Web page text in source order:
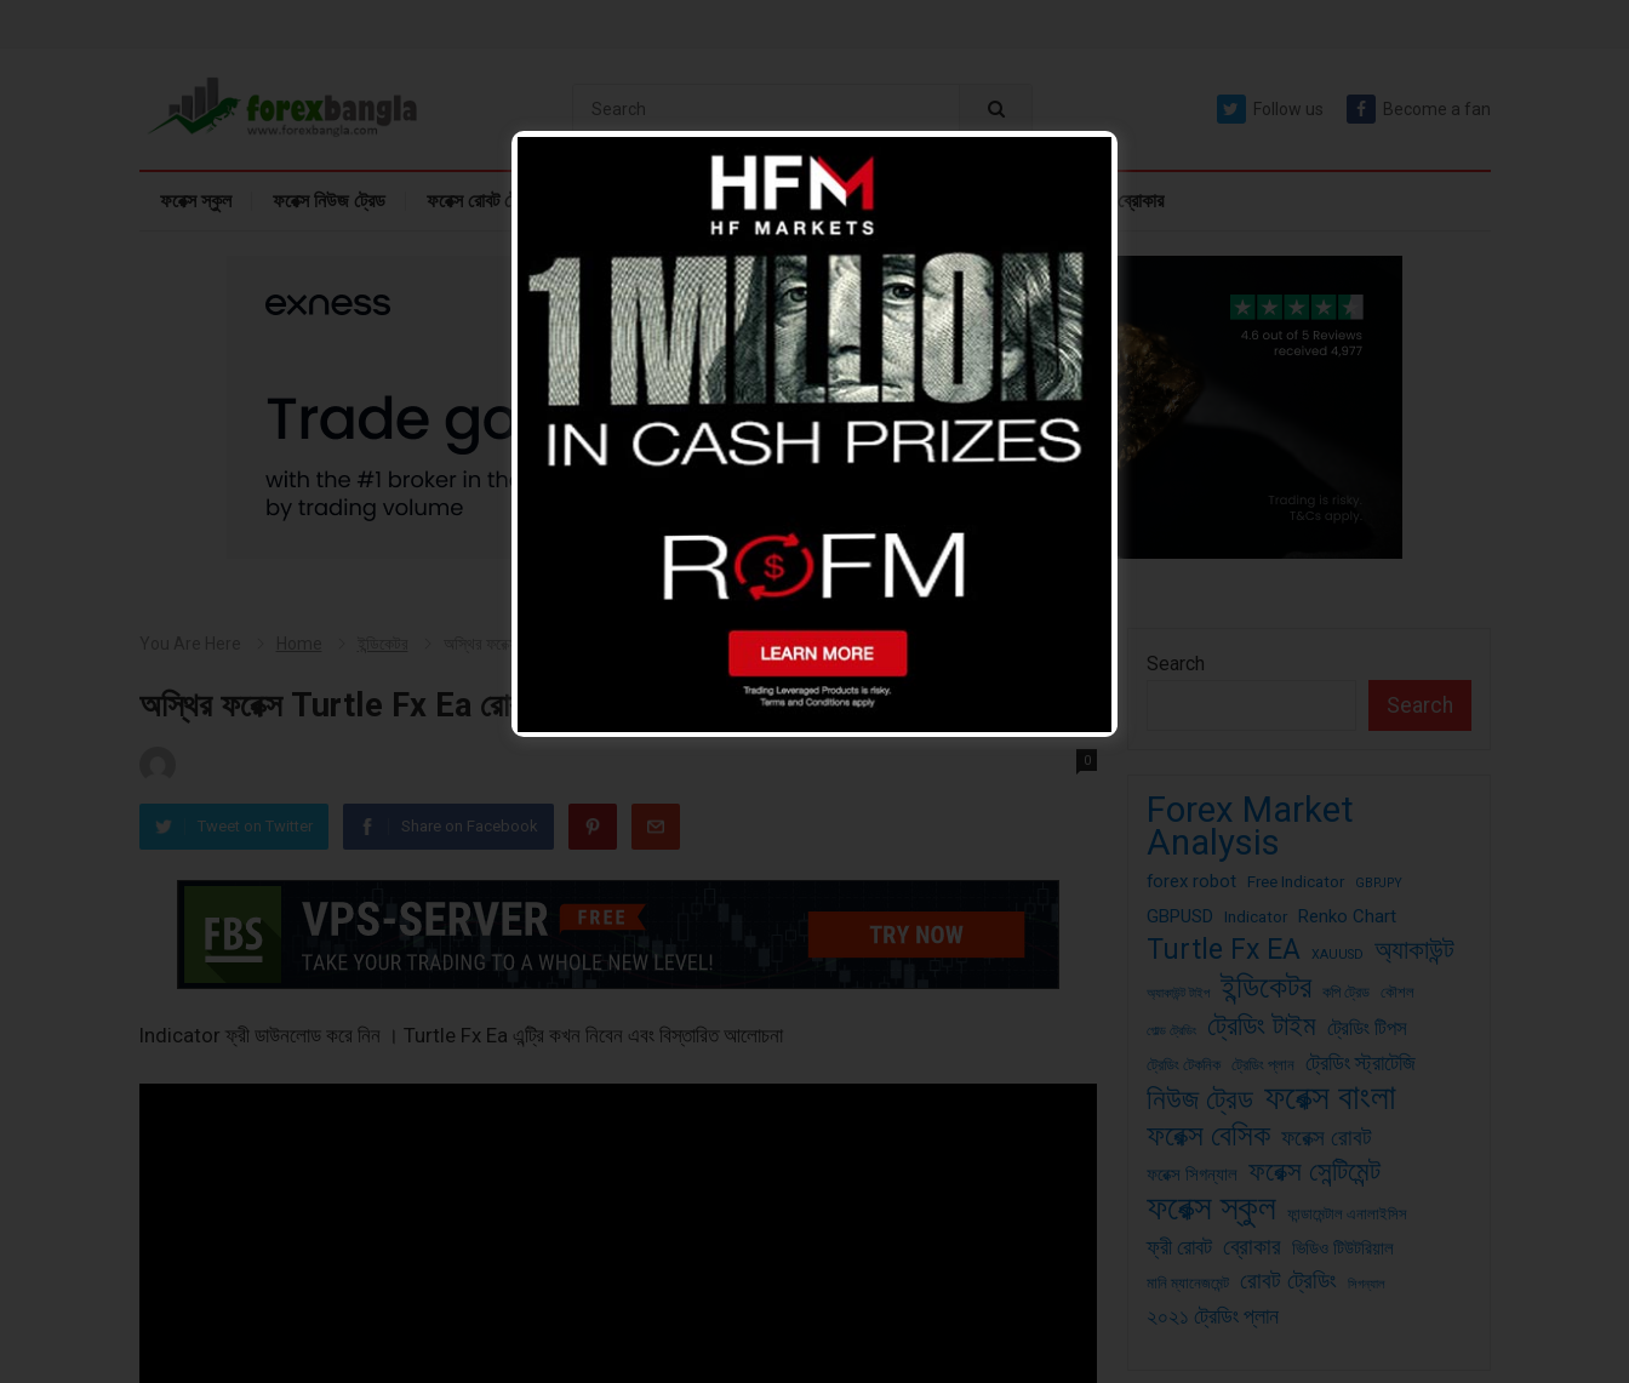
Follow us Become a fan
ফরেক্স স্কুল ফরেক্স নিউজ ট্রেড ফরেক্স রোবট ট্রেডিং বেসিক ফরেক্স ব্রোকার
অস্থির ফরেক্স Turtle Fx Ea রোবট , জীবনের সেরা রোবট
0
Tweet on Twitter Share on Facebook
Indicator ফ্রী ডাউনলোড করে নিন । Turtle Fx Ea এন্ট্রি কখন নিবেন এবং বিস্তারিত আলোচনা
Search
Search
Forex Market
Analysis
forex robot Free Indicator GBPJPY
GBPUSD Indicator Renko Chart
Turtle Fx EA XAUUSD অ্যাকাউন্ট
অ্যাকাউন্ট টাইপ ইন্ডিকেটর কপি ট্রেড কৌশল
গোল্ড ট্রেডিং ট্রেডিং টাইম ট্রেডিং টিপস
ট্রেডিং টেকনিক ট্রেডিং প্লান ট্রেডিং স্ট্রাটেজি
নিউজ ট্রেড ফরেক্স বাংলা
ফরেক্স বেসিক ফরেক্স রোবট
ফরেক্স সিগন্যাল ফরেক্স সেন্টিমেন্ট
ফরেক্স স্কুল ফান্ডামেন্টাল এনালাইসিস
ফ্রী রোবট ব্রোকার ভিডিও টিউটরিয়াল
মানি ম্যানেজমেন্ট রোবট ট্রেডিং সিগন্যাল
২০২১ ট্রেডিং প্লান